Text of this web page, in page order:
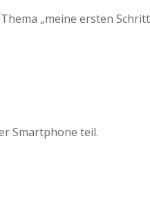
„meine ersten
Smartphone teil.